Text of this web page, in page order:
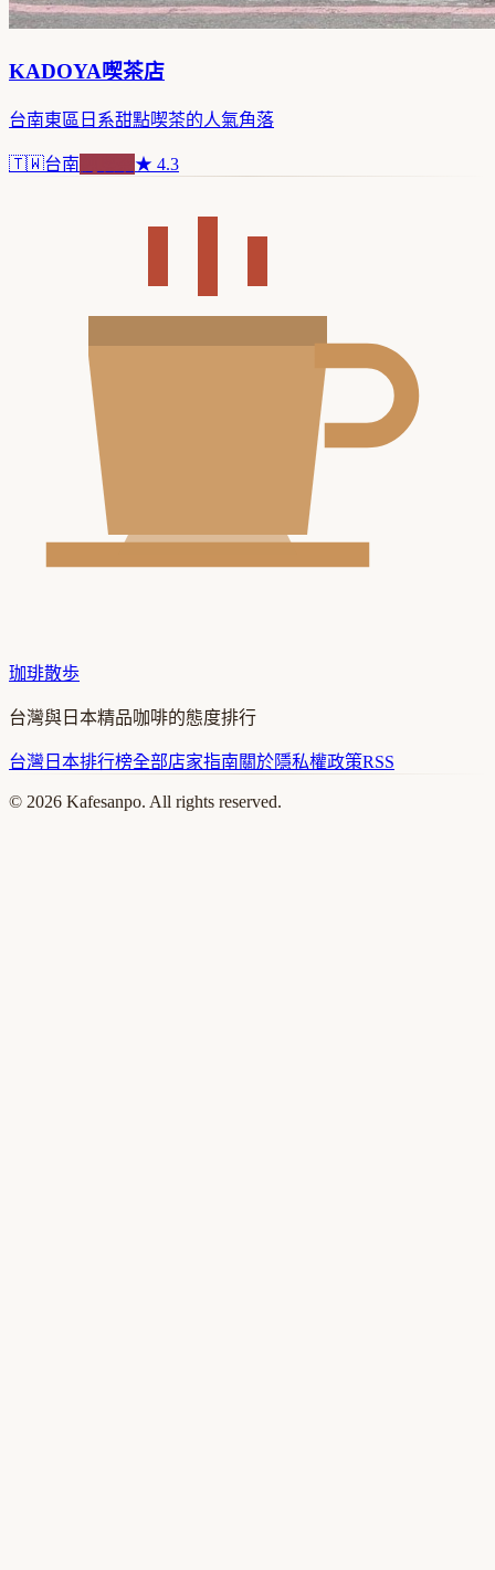
KADOYA喫茶店
台南東區日系甜點喫茶的人氣角落
🇹🇼台南 ★ 4.3
珈琲散歩
台灣與日本精品咖啡的態度排行
台灣 日本排行榜全部店家指南關於隱私權政策RSS
© 2026 Kafesanpo. All rights reserved.